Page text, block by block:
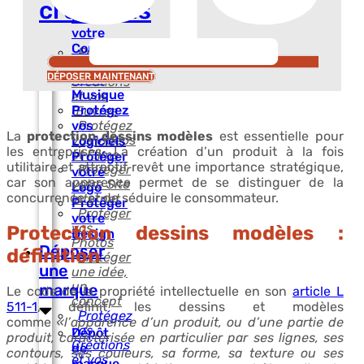
créations
Protégez
vos
Créations
et vos
Œuvres
Protégez
vos Vidéos
et Films
Protéger
votre Site
Internet
Protéger
vos
Photos
Protéger
une idée,
un
concept
Protégez
vos
Créations
et vos
Idée,
votre
Concept
Protéger
votre
Musique
Protégez
vos
Logiciels
Protéger
votre
Logo
Protéger
votre
Design
Déposer
une
marque
Dépôt
de
DÉPOSER MAINTENANT
La protection dessins modèles est essentielle pour
les entreprises. La création d’un produit à la fois
utilitaire et attractif revêt une importance stratégique,
car son apparence permet de se distinguer de la
concurrence et de séduire le consommateur.
Protection dessins modèles :
définition
Le code de la propriété intellectuelle en sonarticle L
511-1, définit les dessins et modèles
comme «l’apparence d’un produit, ou d’une partie de
produit, caractérisée en particulier par ses lignes, ses
contours, ses couleurs, sa forme, sa texture ou ses